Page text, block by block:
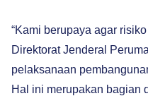
“Kami berupaya agar
Direktorat Jenderal
pelaksanaan
Hal ini merupakan bagian